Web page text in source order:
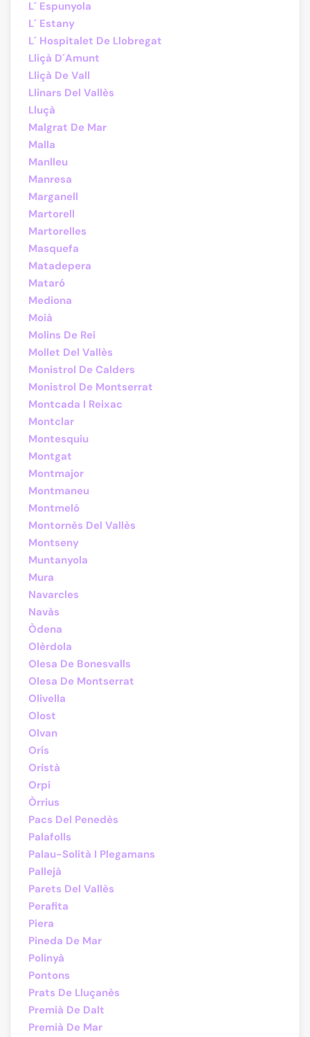
L´ Espunyola
L´ Estany
L´ Hospitalet De Llobregat
Lliçà D´Amunt
Lliçà De Vall
Llinars Del Vallès
Lluçà
Malgrat De Mar
Malla
Manlleu
Manresa
Marganell
Martorell
Martorelles
Masquefa
Matadepera
Mataró
Mediona
Moià
Molins De Rei
Mollet Del Vallès
Monistrol De Calders
Monistrol De Montserrat
Montcada I Reixac
Montclar
Montesquiu
Montgat
Montmajor
Montmaneu
Montmeló
Montornès Del Vallès
Montseny
Muntanyola
Mura
Navarcles
Navàs
Òdena
Olèrdola
Olesa De Bonesvalls
Olesa De Montserrat
Olivella
Olost
Olvan
Orís
Oristà
Orpí
Òrrius
Pacs Del Penedès
Palafolls
Palau-Solità I Plegamans
Pallejà
Parets Del Vallès
Perafita
Piera
Pineda De Mar
Polinyà
Pontons
Prats De Lluçanès
Premià De Dalt
Premià De Mar